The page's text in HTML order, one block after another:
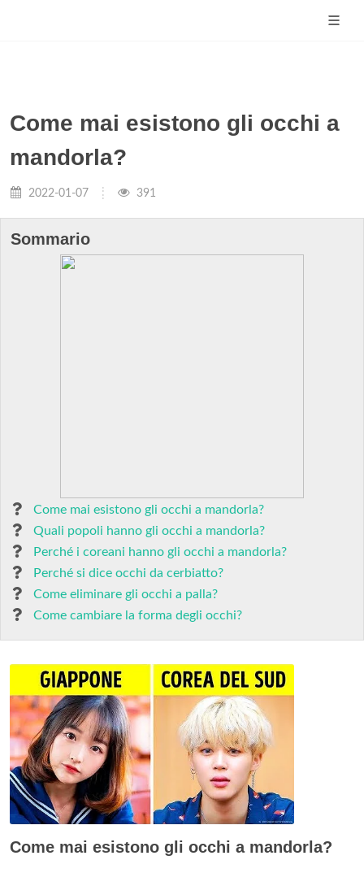
Come mai esistono gli occhi a
mandorla?
2022-01-07 391
Sommario
Come mai esistono gli occhi a mandorla?
Quali popoli hanno gli occhi a mandorla?
Perché i coreani hanno gli occhi a mandorla?
Perché si dice occhi da cerbiatto?
Come eliminare gli occhi a palla?
Come cambiare la forma degli occhi?
Come mai esistono gli occhi a mandorla?